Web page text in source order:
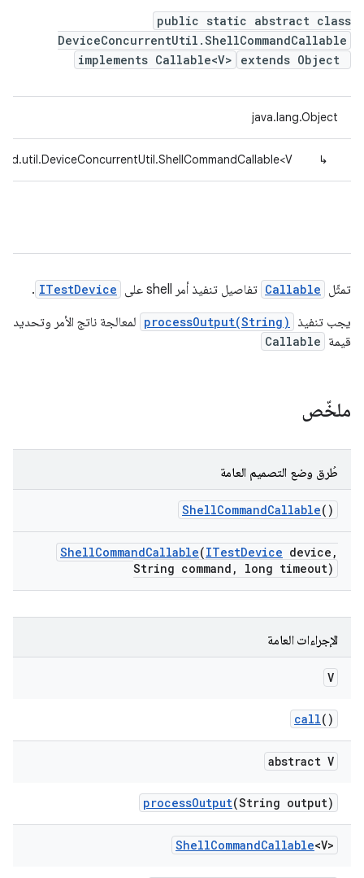
public static abstract class
DeviceConcurrentUtil.ShellCommandCallable
extends Object
implements Callable<V>
java.lang.Object
↳
تمثّل Callable تفاصيل تنفيذ أمر shell على ITestDevice
.
يجب تنفيذ
processOutput(String) لمعالجة ناتج الأمر وتحديد
قيمة Callable
ملخّص
طُرق وضع التصميم العامة
ShellCommandCallable()
ShellCommandCallable(ITestDevice device ,
String command , long timeout)
الإجراءات العامة
V
call()
abstract V
processOutput(String output)
ShellCommandCallable<V>